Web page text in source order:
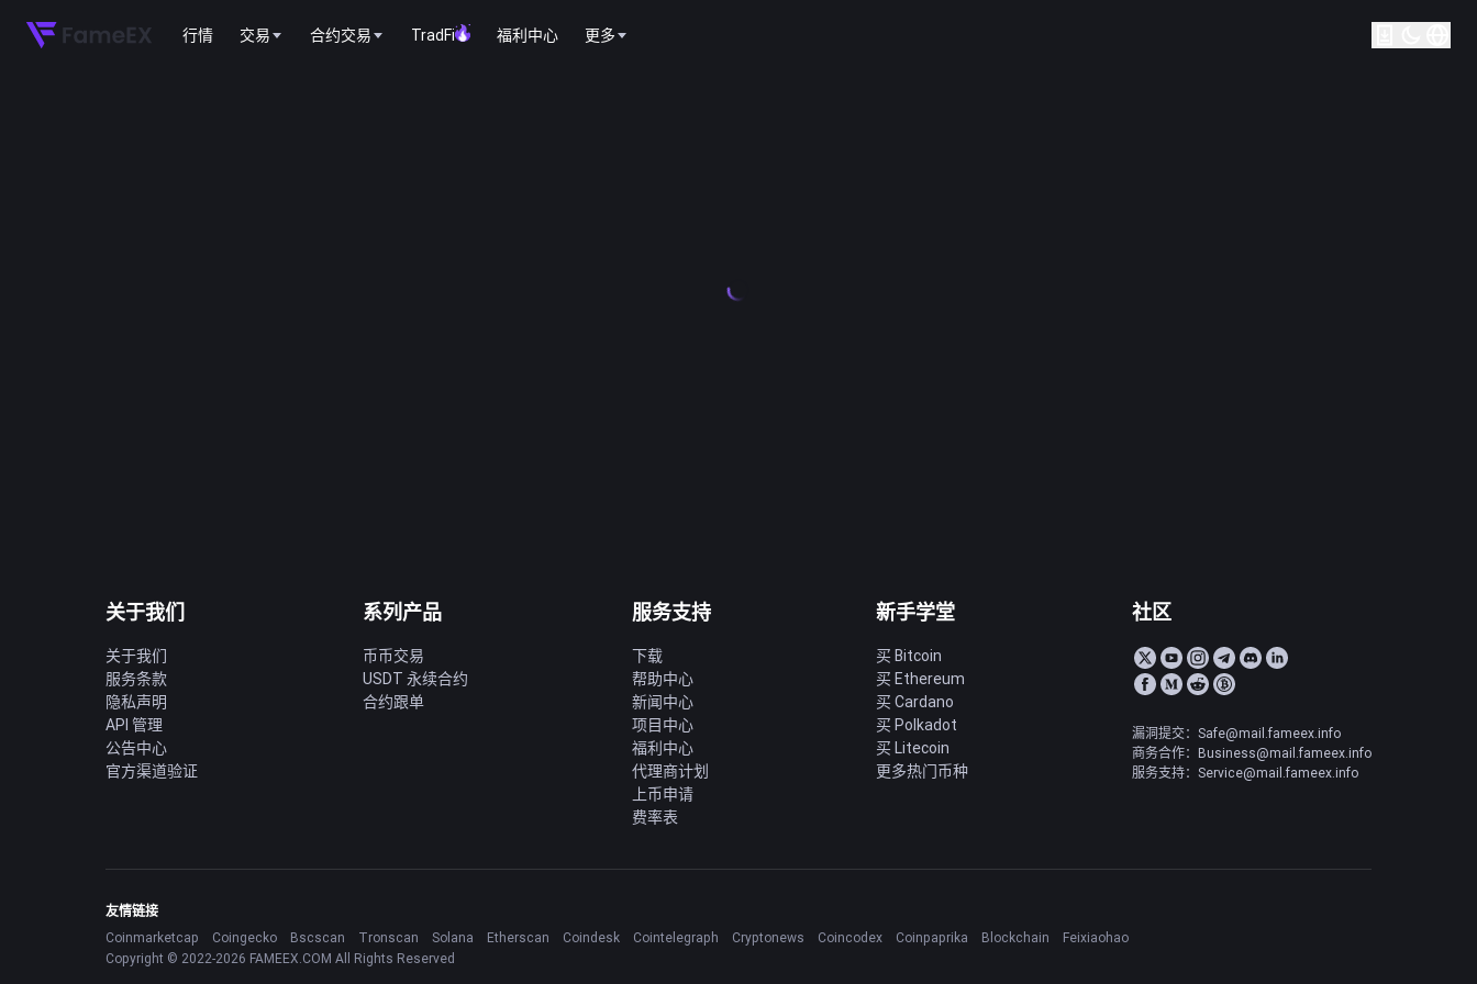
行情 交易 合约交易 TradFi 福利中心 更多
关于我们
关于我们
服务条款
隐私声明
API 管理
公告中心
官方渠道验证
系列产品
币币交易
USDT 永续合约
合约跟单
服务支持
下载
帮助中心
新闻中心
项目中心
福利中心
代理商计划
上币申请
费率表
新手学堂
买 Bitcoin
买 Ethereum
买 Cardano
买 Polkadot
买 Litecoin
更多热门币种
社区
漏洞提交：Safe@mail.fameex.info
商务合作：Business@mail.fameex.info
服务支持：Service@mail.fameex.info
友情链接
Coinmarketcap
Coingecko Bscscan Tronscan Solana Etherscan Coindesk Cointelegraph Cryptonews Coincodex Coinpaprika Blockchain
Feixiaohao
Copyright © 2022-2026 FAMEEX.COM All Rights Reserved